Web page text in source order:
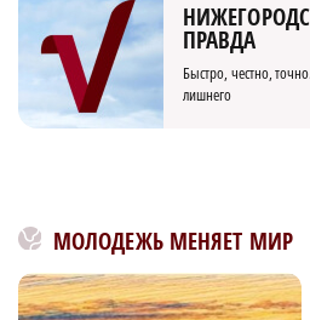
ПРАВДА
Быстро, честно,
лишнего
МОЛОДЕЖЬ МЕНЯЕТ МИР